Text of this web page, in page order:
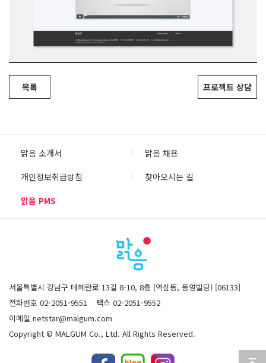
목록 프로젝트 상담
맑음 소개서
맑음 채용
개인정보취급방침
찾아오시는 길
맑음 PMS
서울특별시 강남구 테헤란로 13길 8-10, 8층 (역삼동, 동영빌딩) [06133]
전화번호 02-2051-9551
팩스 02-2051-9552
이메일 netstar@malgum.com
Copyright © MALGUM Co., Ltd. All Rights Reserved.